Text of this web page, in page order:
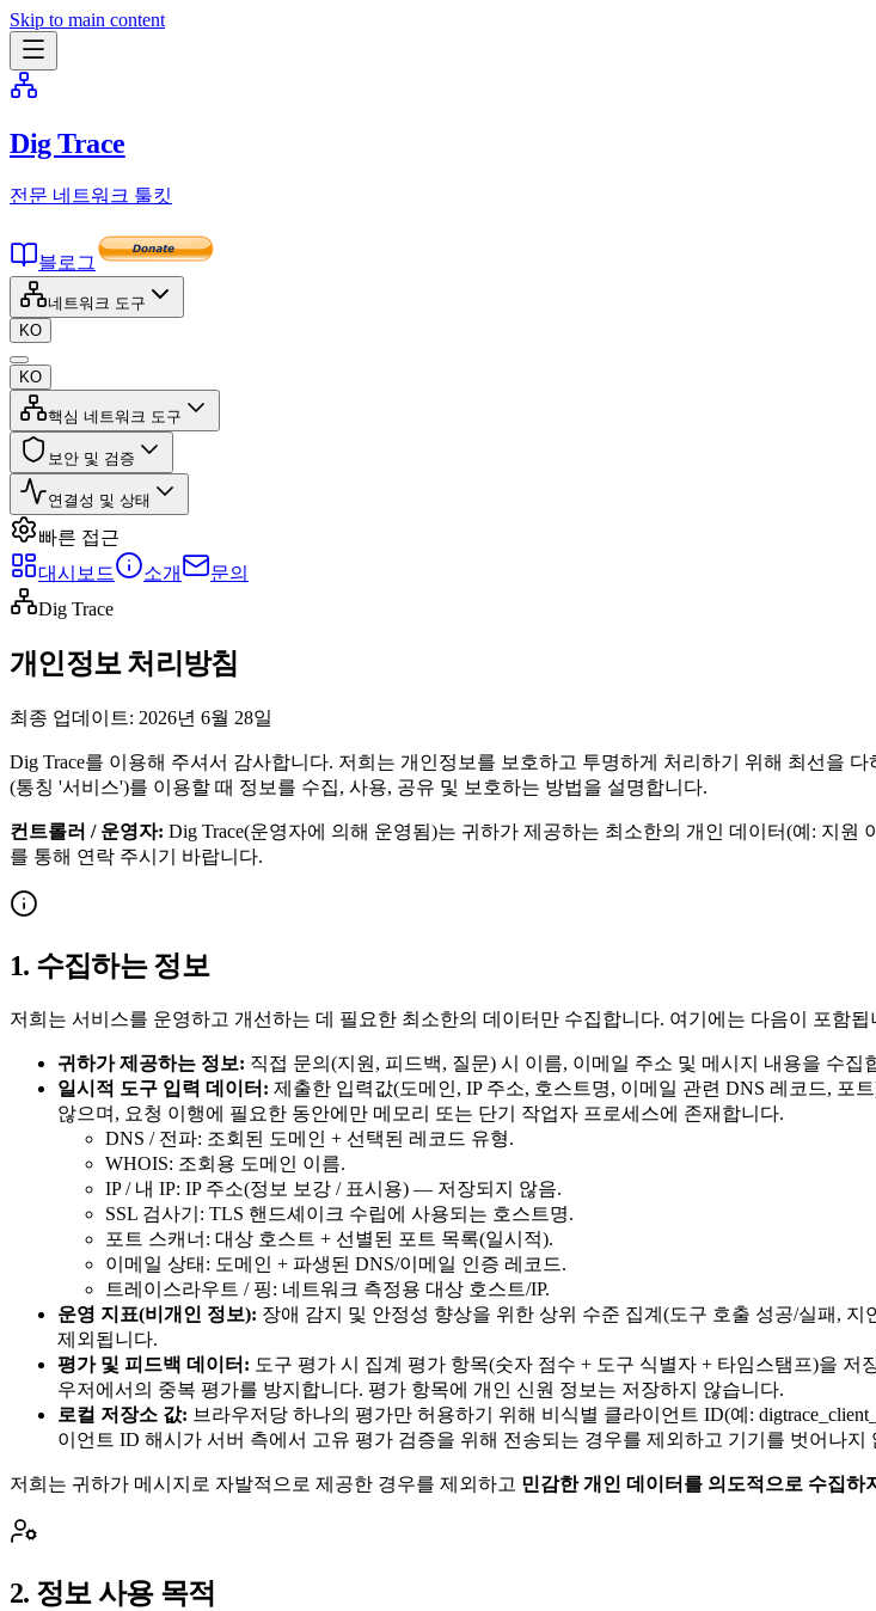
Skip to main content
Dig Trace
전문 네트워크 툴킷
블로그
네트워크 도구
KO
KO
핵심 네트워크 도구
보안 및 검증
연결성 및 상태
빠른 접근
대시보드
소개
문의
Dig Trace
개인정보 처리방침
최종 업데이트: 2026년 6월 28일
Dig Trace를 이용해 주셔서 감사합니다. 저희는 개인정보를 보호하고 투명하게 처리하기 위해 최선을
(통칭 '서비스')를 이용할 때 정보를 수집, 사용, 공유 및 보호하는 방법을 설명합니다.
컨트롤러 / 운영자: Dig Trace(운영자에 의해 운영됨)는 귀하가 제공하는 최소한의 개인 데이터(예: 지
를 통해 연락 주시기 바랍니다.
1. 수집하는 정보
저희는 서비스를 운영하고 개선하는 데 필요한 최소한의 데이터만 수집합니다. 여기에는 다음이 포함됩
귀하가 제공하는 정보: 직접 문의(지원, 피드백, 질문) 시 이름, 이메일 주소 및 메시지 내용을 수집
일시적 도구 입력 데이터: 제출한 입력값(도메인, IP 주소, 호스트명, 이메일 관련 DNS 레코드, 포
않으며, 요청 이행에 필요한 동안에만 메모리 또는 단기 작업자 프로세스에 존재합니다.
DNS / 전파: 조회된 도메인 + 선택된 레코드 유형.
WHOIS: 조회용 도메인 이름.
IP / 내 IP: IP 주소(정보 보강 / 표시용) — 저장되지 않음.
SSL 검사기: TLS 핸드셰이크 수립에 사용되는 호스트명.
포트 스캐너: 대상 호스트 + 선별된 포트 목록(일시적).
이메일 상태: 도메인 + 파생된 DNS/이메일 인증 레코드.
트레이스라우트 / 핑: 네트워크 측정용 대상 호스트/IP.
운영 지표(비개인 정보): 장애 감지 및 안정성 향상을 위한 상위 수준 집계(도구 호출 성공/실패,
제외됩니다.
평가 및 피드백 데이터: 도구 평가 시 집계 평가 항목(숫자 점수 + 도구 식별자 + 타임스탬프)을
우저에서의 중복 평가를 방지합니다. 평가 항목에 개인 신원 정보는 저장하지 않습니다.
로컬 저장소 값: 브라우저당 하나의 평가만 허용하기 위해 비식별 클라이언트 ID(예:
이언트 ID 해시가 서버 측에서 고유 평가 검증을 위해 전송되는 경우를 제외하고 기기를 벗어나지
저희는 귀하가 메시지로 자발적으로 제공한 경우를 제외하고 민감한 개인 데이터를 의도적으로 수집하
2. 정보 사용 목적